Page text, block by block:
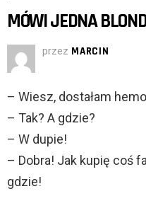
MÓWI JEDNA
przez MARCIN
– Wiesz, dostałam
– Tak? A gdzie?
– W dupie!
– Dobra! Jak kupię coś
gdzie!